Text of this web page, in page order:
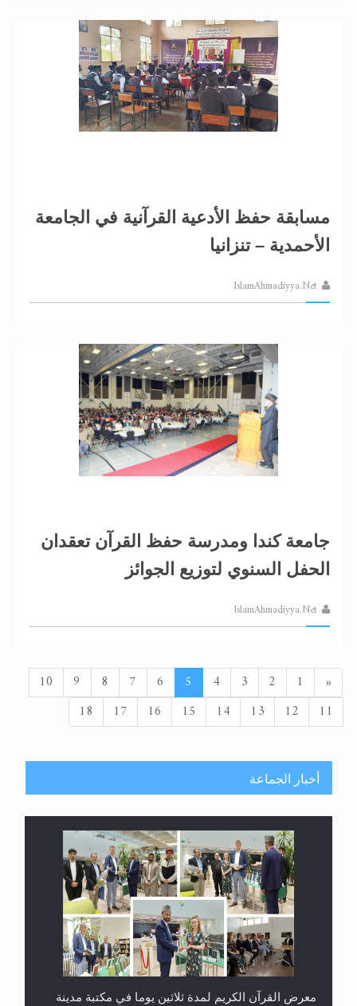
مسابقة حفظ الأدعية القرآنية في الجامعة
الأحمدية – تنزانيا
IslamAhmadiyya.Net
جامعة كندا ومدرسة حفظ القرآن تعقدان
الحفل السنوي لتوزيع الجوائز
IslamAhmadiyya.Net
« السابق1
2
3
4
5
6
7
8
9
10
11
12
13
14
15
16
17
18
أخبار الجماعة
معرض القرآن الكريم لمدة ثلاثين يوما في مكتبة مدينة
ريهيماكي في فنلند